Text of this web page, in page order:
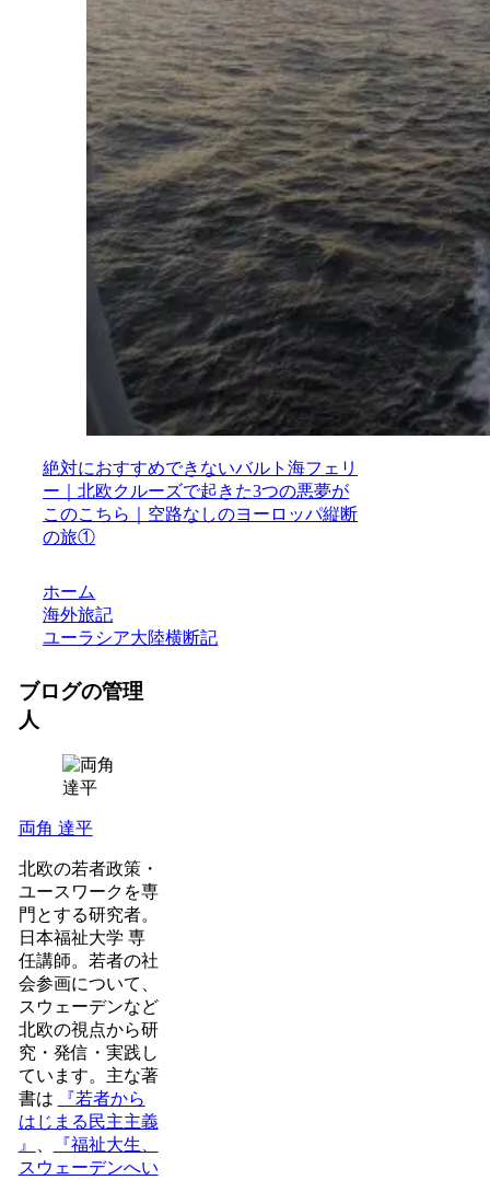
絶対におすすめできないバルト海フェリ
ー｜北欧クルーズで起きた3つの悪夢が
このこちら｜空路なしのヨーロッパ縦断
の旅①
ホーム
海外旅記
ユーラシア大陸横断記
ブログの管理
人
両角 達平
北欧の若者政策・
ユースワークを専
門とする研究者。
日本福祉大学 専
任講師。若者の社
会参画について、
スウェーデンなど
北欧の視点から研
究・発信・実践し
ています。主な著
書は
『若者から
はじまる民主主義
』
、
『福祉大生、
スウェーデンへい